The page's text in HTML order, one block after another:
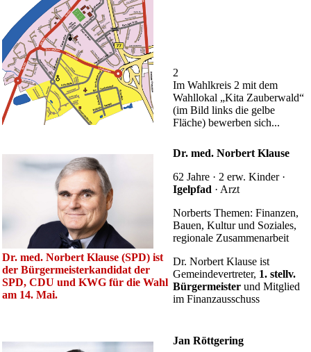
2
Im Wahlkreis 2 mit dem
Wahllokal „Kita Zauberwald“
(im Bild links die gelbe
Fläche) bewerben sich...
Dr. med. Norbert Klause (SPD) ist
der Bürgermeisterkandidat der
SPD, CDU und KWG für die Wahl
am 14. Mai.
Dr. med. Norbert Klause
62 Jahre · 2 erw. Kinder ·
Igelpfad · Arzt
Norberts Themen: Finanzen,
Bauen, Kultur und Soziales,
regionale Zusammenarbeit
Dr. Norbert Klause ist
Gemeinde­vertreter, 1. stellv.
Bürgermeister und Mitglied
im Finanzausschuss
Jan Röttgering